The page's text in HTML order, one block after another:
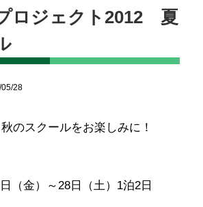
ロジェクト2012 夏
28
のスクールをお楽しみに！
（金）～28日（土）1泊2日